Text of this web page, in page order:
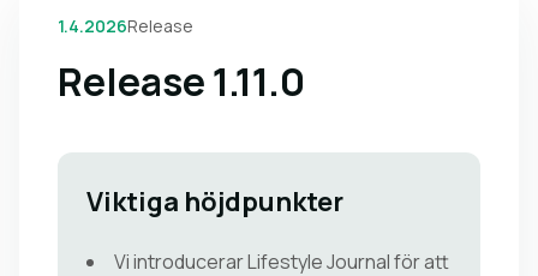
1.4.2026Release
Release 1.11.0
Viktiga höjdpunkter
Vi introducerar Lifestyle Journal för att